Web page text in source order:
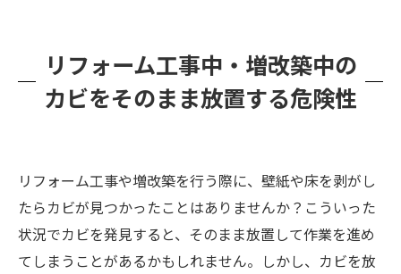
任せください
リフォーム工事中・増改築中の
カビをそのまま放置する危険性
リフォーム工事や増改築を行う際に、壁紙や床を剥がし
たらカビが見つかったことはありませんか？こういった
状況でカビを発見すると、そのまま放置して作業を進め
てしまうことがあるかもしれません。しかし、カビを放